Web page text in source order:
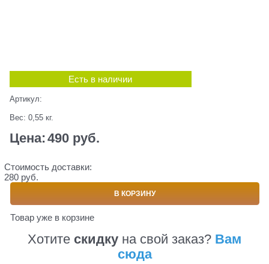
Есть в наличии
Артикул:
Вес: 0,55 кг.
Цена:490 руб.
Стоимость доставки:
280 руб.
В КОРЗИНУ
Товар уже в корзине
Хотите скидку на свой заказ? Вам
сюда